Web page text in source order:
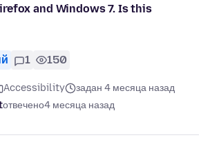
and Windows 7. Is this
1 150
Accessibility
задан 4 месяца назад
отвечено4 месяца назад